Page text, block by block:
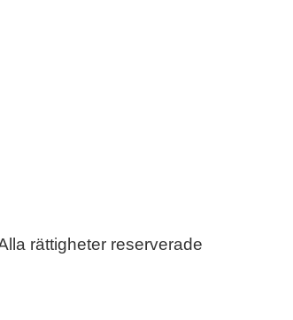
rättigheter reserverade